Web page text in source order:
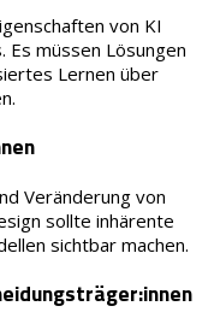
von KI
müssen Lösungen
Lernen über
Veränderung von
sollte inhärente
sichtbar machen.